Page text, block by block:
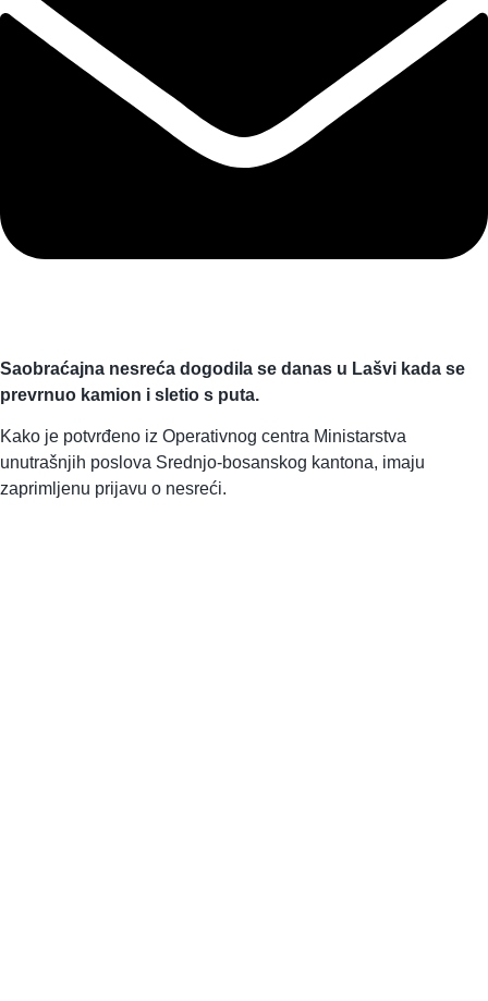
Saobraćajna nesreća dogodila se danas u Lašvi kada se
prevrnuo kamion i sletio s puta.
Kako je potvrđeno iz Operativnog centra Ministarstva
unutrašnjih poslova Srednjo-bosanskog kantona, imaju
zaprimljenu prijavu o nesreći.